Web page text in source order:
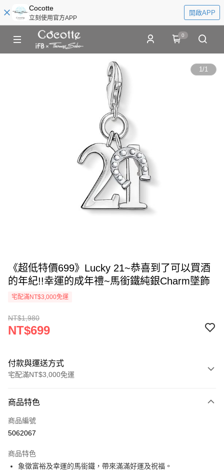
Cocotte
立刻使用官方APP
開啟APP
0
1/1
《超低特價699》Lucky 21~恭喜到了可以買酒
的年紀!!幸運的成年禮~馬銜鐵純銀Charm墜飾
宅配滿NT$3,000免運
NT$1,980
NT$699
付款與運送方式
宅配滿NT$3,000免運
信用卡一次付款
Apple Pay
悠遊付
商品特色
商品編號
5062067
商品特色
象徵富裕及幸運的馬銜鐵，帶來滿滿好運及祝福。